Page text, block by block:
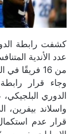
كشفت رابطة
من 16 فريقًا في الموسمين المقبلين.
وجاء قرار
الدوري
واسلاند بيفرين،
قرار عدم